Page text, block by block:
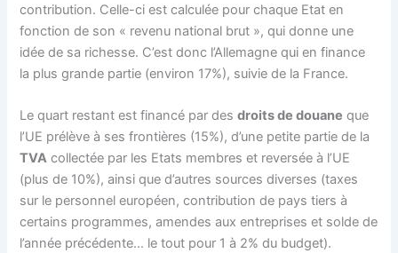
contribution. Celle-ci est calculée pour chaque Etat en
fonction de son « revenu national brut », qui donne une
idée de sa richesse. C’est donc l’Allemagne qui en finance
la plus grande partie (environ 17%), suivie de la France.
Le quart restant est financé par desdroits de douane que
l’UE prélève à ses frontières (15%), d’une petite partie de la
TVA collectée par les Etats membres et reversée à l’UE
(plus de 10%), ainsi que d’autres sources diverses (taxes
sur le personnel européen, contribution de pays tiers à
certains programmes, amendes aux entreprises et solde de
l’année précédente… le tout pour 1 à 2% du budget).